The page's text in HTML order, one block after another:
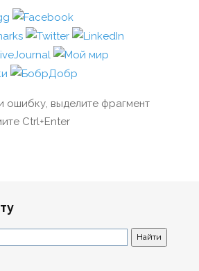
ошибку, выделите фрагмент
Ctrl+Enter